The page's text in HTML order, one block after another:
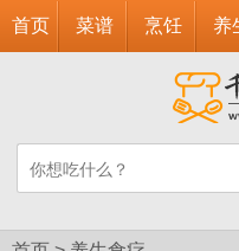
首页 菜谱 烹饪 养